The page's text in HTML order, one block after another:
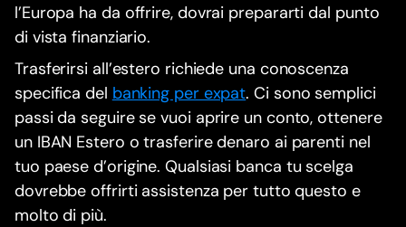
l’Europa ha da offrire, dovrai prepararti dal punto
di vista finanziario.
Trasferirsi all’estero richiede una conoscenza
specifica del banking per expat. Ci sono semplici
passi da seguire se vuoi aprire un conto, ottenere
un IBAN Estero o trasferire denaro ai parenti nel
tuo paese d’origine. Qualsiasi banca tu scelga
dovrebbe offrirti assistenza per tutto questo e
molto di più.